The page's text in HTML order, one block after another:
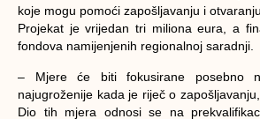
koje mogu pomoći zapošljavanju i
Projekat je vrijedan tri miliona eura, a
fondova namijenjenih regionalnoj saradnji.
– Mjere će biti fokusirane posebno
najugroženije kada je riječ o
Dio tih mjera odnosi se na